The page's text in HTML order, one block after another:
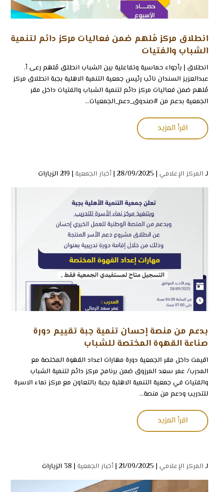
انطلاق مركز مُلهم ضمن فعاليات مركز دائم لتنمية
الشباب والفتيات
‏انطلاق | ‏بأجواء حماسية وتفاعلية بين الشباب انطلق مُلهم ‏رعى أ.
عبدالعزيز السندان نائب رئيس جمعية التنمية الاهلية بجبة انطلاق مركز
مُلهم ضمن فعاليات مركز دائم لتنمية الشباب والفتيات داخل مقر
الجمعية بدعم من ⁧‫#صندوق_دعم_الجمعيات‬⁩...
اقرأ المزيد
لـالمركز الإعلامي | 28/09/2025 | أخبار الجمعية | 219 الزيارات
بدعم من منصة إحسان تنمية جبة تقييم دورة
صناعة القهوة المختصة للشباب
اقيمت داخل مقر الجمعية دورة مهارات اعداد القهوة المختصة مع
المدرب/ عمر سعد المرزوق ضمن برنامج مركز دائم لتنمية الشباب
والفتيات في جمعية التنمية الاهلية بجبة بالتعاون مع مركز نماء الاسرة
للتدريب ودعم من منصة...
اقرأ المزيد
لـالمركز الإعلامي | 21/09/2025 | أخبار الجمعية | 38 الزيارات